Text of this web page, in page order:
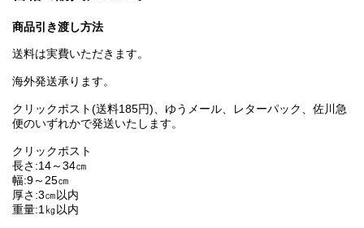
商品引き渡し方法
送料は実費いただきます。
海外発送承ります。
クリックポスト(送料185円)、ゆうメール、レターパック、佐川急
便のいずれかで発送いたします。
クリックポスト
長さ:14～34㎝
幅:9～25㎝
厚さ:3㎝以内
重量:1㎏以内